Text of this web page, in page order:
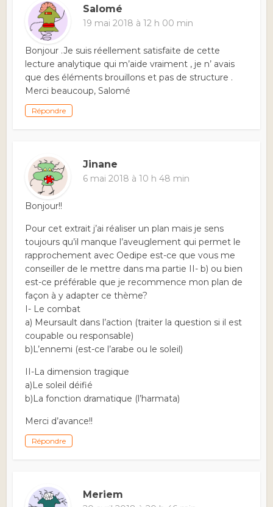
Salomé
19 mai 2018 à 12 h 00 min
Bonjour .Je suis réellement satisfaite de cette
lecture analytique qui m’aide vraiment , je n’ avais
que des éléments brouillons et pas de structure .
Merci beaucoup, Salomé
Répondre
Jinane
6 mai 2018 à 10 h 48 min
Bonjour!!
Pour cet extrait j’ai réaliser un plan mais je sens
toujours qu’il manque l’aveuglement qui permet le
rapprochement avec Oedipe est-ce que vous me
conseiller de le mettre dans ma partie II- b) ou bien
est-ce préférable que je recommence mon plan de
façon à y adapter ce thème?
I- Le combat
a) Meursault dans l’action (traiter la question si il est
coupable ou responsable)
b)L’ennemi (est-ce l’arabe ou le soleil)
II-La dimension tragique
a)Le soleil déifié
b)La fonction dramatique (l’harmata)
Merci d’avance!!
Répondre
Meriem